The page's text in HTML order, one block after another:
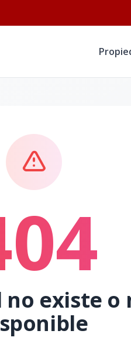
existe o